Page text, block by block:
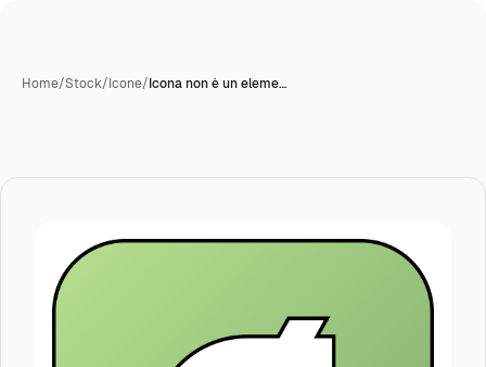
Home/Stock/Icone/Icona non è un eleme…